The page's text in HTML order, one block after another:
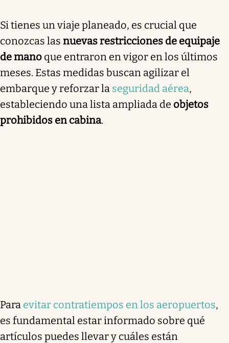
Si tienes un viaje planeado, es crucial que
conozcas las nuevas restricciones de equipaje
de mano que entraron en vigor en los últimos
meses. Estas medidas buscan agilizar el
embarque y reforzar la seguridad aérea,
estableciendo una lista ampliada de objetos
prohibidos en cabina.
Para evitar contratiempos en los aeropuertos,
es fundamental estar informado sobre qué
artículos puedes llevar y cuáles están